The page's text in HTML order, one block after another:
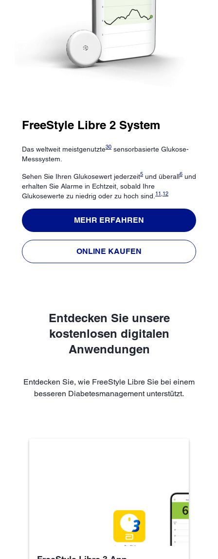
FreeStyle Libre 2 System
Das weltweit meistgenutzte30 sensorbasierte Glukose-
Messsystem.
Sehen Sie Ihren Glukosewert jederzeit5 und überall6 und
erhalten Sie Alarme in Echtzeit, sobald Ihre
Glukosewerte zu niedrig oder zu hoch sind. 11 ,12
MEHR ERFAHREN
ONLINE KAUFEN
Entdecken Sie unsere
kostenlosen digitalen
Anwendungen
Entdecken Sie, wie FreeStyle Libre Sie bei einem
besseren Diabetesmanagement unterstützt.